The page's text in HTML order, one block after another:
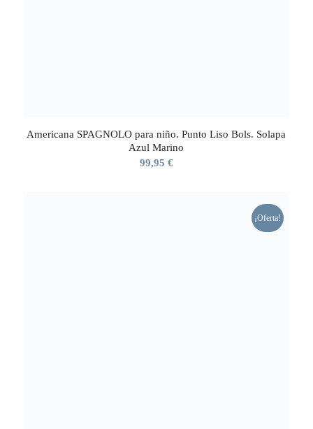
Americana SPAGNOLO para niño. Punto Liso Bols. Solapa
Azul Marino
99,95 €
¡Oferta!